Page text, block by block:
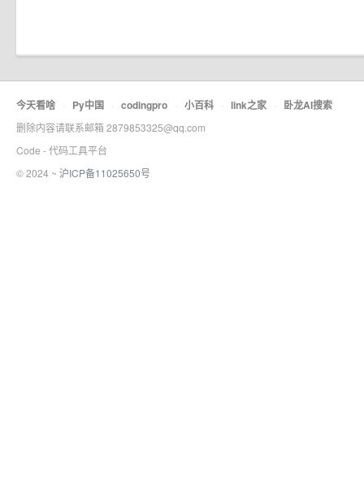
今天看啥 · Py中国 · codingpro · 小百科 · link之家 · 卧龙AI搜索
删除内容请联系邮箱 2879853325@qq.com
Code - 代码工具平台
© 2024 ~ 沪ICP备11025650号